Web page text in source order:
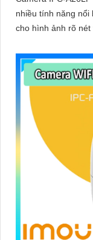
nhiều tính năng nổi bật. Với độ phân giải 2MP,
cho hình ảnh rõ